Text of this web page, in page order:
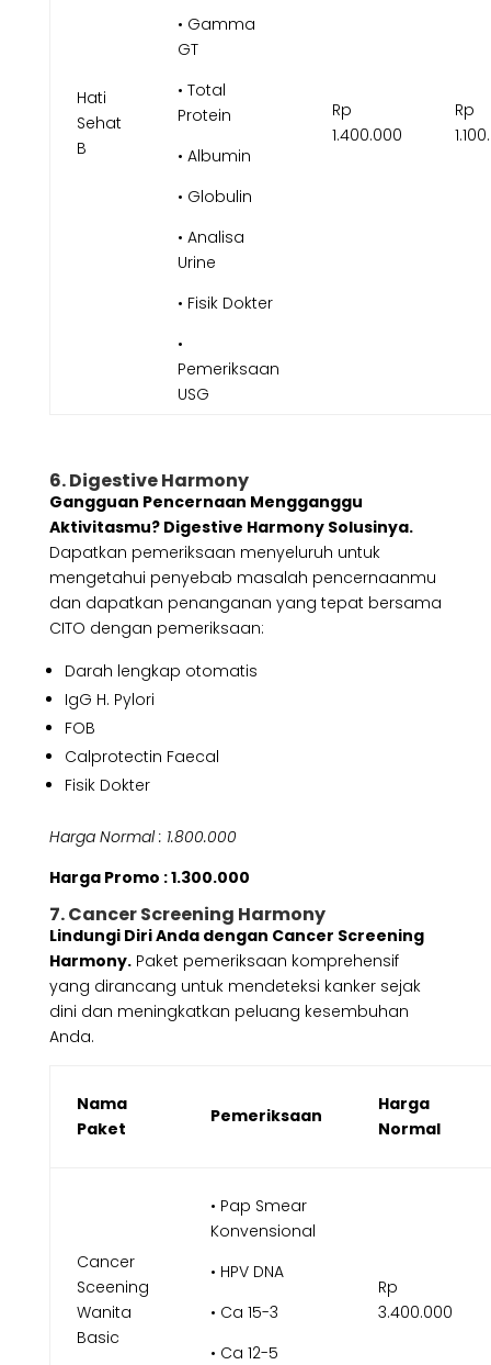
Hati
Sehat
B
• Gamma
GT
• Total
Protein
• Albumin
• Globulin
• Analisa
Urine
• Fisik Dokter
•
Pemeriksaan
USG
Rp
1.400.000
Rp
6. Digestive Harmony
Gangguan Pencernaan Mengganggu
Aktivitasmu? Digestive Harmony Solusinya.
Dapatkan pemeriksaan menyeluruh untuk
mengetahui penyebab masalah pencernaanmu
dan dapatkan penanganan yang tepat bersama
CITO dengan pemeriksaan:
Darah lengkap otomatis
IgG H. Pylori
FOB
Calprotectin Faecal
Fisik Dokter
Harga Normal : 1.800.000
Harga Promo : 1.300.000
7. Cancer Screening Harmony
Lindungi Diri Anda dengan Cancer Screening
Harmony.Paket pemeriksaan komprehensif
yang dirancang untuk mendeteksi kanker sejak
dini dan meningkatkan peluang kesembuhan
Anda.
Nama
Paket
Pemeriksaan
Harga
Normal
Cancer
Sceening
Wanita
Basic
• Pap Smear
Konvensional
• HPV DNA
• Ca 15-3
• Ca 12-5
Rp
3.400.000